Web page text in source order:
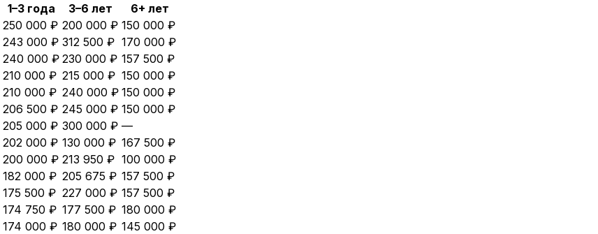
1–3 года 3–6 лет
6+ лет
250 000 ₽ 200 000 ₽ 150 000 ₽
243 000 ₽ 312 500 ₽ 170 000 ₽
240 000 ₽ 230 000 ₽ 157 500 ₽
210 000 ₽ 215 000 ₽ 150 000 ₽
210 000 ₽ 240 000 ₽ 150 000 ₽
206 500 ₽ 245 000 ₽ 150 000 ₽
205 000 ₽ 300 000 ₽ —
202 000 ₽ 130 000 ₽ 167 500 ₽
200 000 ₽ 213 950 ₽ 100 000 ₽
182 000 ₽ 205 675 ₽ 157 500 ₽
175 500 ₽ 227 000 ₽ 157 500 ₽
174 750 ₽ 177 500 ₽ 180 000 ₽
174 000 ₽ 180 000 ₽ 145 000 ₽